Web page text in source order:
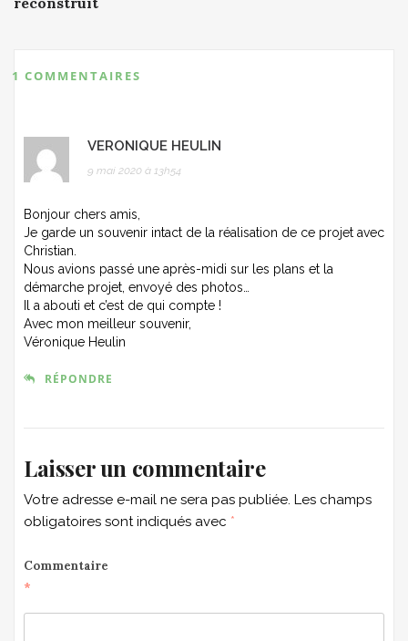
1 COMMENTAIRES
VERONIQUE HEULIN
9 mai 2020 à 13h54
Bonjour chers amis,
Je garde un souvenir intact de la réalisation de ce projet avec
Christian.
Nous avions passé une après-midi sur les plans et la
démarche projet, envoyé des photos…
Il a abouti et c’est de qui compte !
Avec mon meilleur souvenir,
Véronique Heulin
RÉPONDRE
Laisser un commentaire
Votre adresse e-mail ne sera pas publiée. Les champs
obligatoires sont indiqués avec *
Commentaire
*